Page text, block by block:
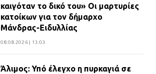
καιγόταν το δικό του» Οι μαρτυρίες
κατοίκων για τον δήμαρχο
Μάνδρας-Ειδυλλίας
08.08.2026 | 13:03
Άλιμος: Υπό έλεγχο η πυρκαγιά σε